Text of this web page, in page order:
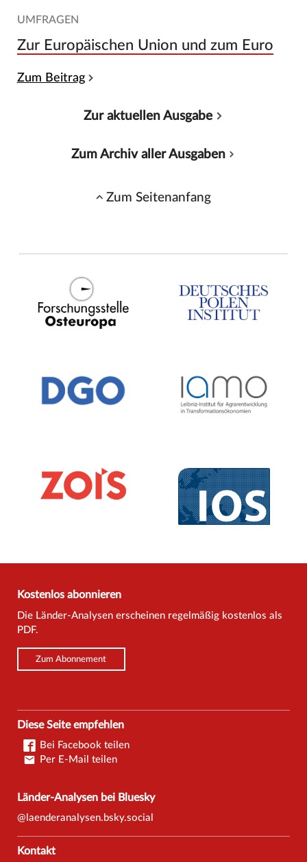
UMFRAGEN
Zur Europäischen Union und zum Euro
Zum Beitrag
Zur aktuellen Ausgabe
Zum Archiv aller Ausgaben
Zum Seitenanfang
Kostenlos abonnieren
Die Länder-Analysen erscheinen regelmäßig kostenlos als
PDF.
Zum Abonnement
Diese Seite empfehlen
Bei Facebook teilen
Per E-Mail teilen
Länder-Analysen bei Bluesky
@laenderanalysen.bsky.social
Kontakt